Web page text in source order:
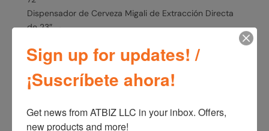
Dispensador de Cerveza Migali de Extracción Directa
de 23″→
Sign up for updates! /
¡Suscríbete ahora!
Get news from ATBIZ LLC in your inbox. Offers,
new products and more!